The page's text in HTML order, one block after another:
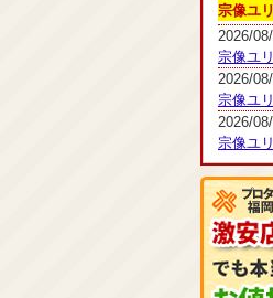
宗像ユ
2026/08/
宗像ユ
2026/08/
宗像ユ
2026/08/
宗像ユ